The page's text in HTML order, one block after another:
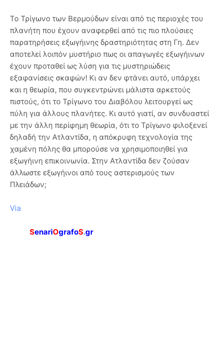
Το Τρίγωνο των Βερμούδων είναι από τις περιοχές του
πλανήτη που έχουν αναφερθεί από τις πιο πλούσιες
παρατηρήσεις εξωγήινης δραστηριότητας στη Γη. Δεν
αποτελεί λοιπόν μυστήριο πως οι απαγωγές εξωγήινων
έχουν προταθεί ως λύση για τις μυστηριώδεις
εξαφανίσεις σκαφών! Κι αν δεν φτάνει αυτό, υπάρχει
και η θεωρία, που συγκεντρώνει μάλιστα αρκετούς
πιστούς, ότι το Τρίγωνο του Διαβόλου λειτουργεί ως
πύλη για άλλους πλανήτες. Κι αυτό γιατί, αν συνδυαστεί
με την άλλη περίφημη θεωρία, ότι το Τρίγωνο φιλοξενεί
δηλαδή την Ατλαντίδα, η απόκρυφη τεχνολογία της
χαμένη πόλης θα μπορούσε να χρησιμοποιηθεί για
εξωγήινη επικοινωνία. Στην Ατλαντίδα δεν ζούσαν
άλλωστε εξωγήινοι από τους αστερισμούς των
Πλειάδων;
Via
SenariOgrafoS.gr